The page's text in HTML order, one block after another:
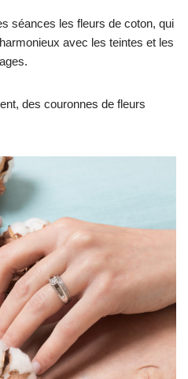
séances les fleurs de coton, qui
avec les teintes et les
des couronnes de fleurs